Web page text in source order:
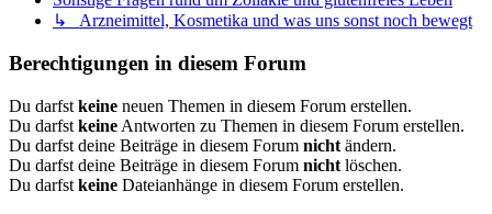
↳ Arzneimittel, Kosmetika und was uns sonst noch bewegt
Berechtigungen in diesem Forum
Du darfst keine neuen Themen in diesem Forum erstellen.
Du darfst keine Antworten zu Themen in diesem Forum erstellen.
Du darfst deine Beiträge in diesem Forum nicht ändern.
Du darfst deine Beiträge in diesem Forum nicht löschen.
Du darfst keine Dateianhänge in diesem Forum erstellen.